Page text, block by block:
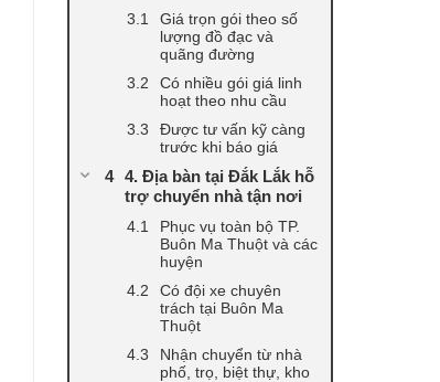
Giá trọn gói theo số
lượng đồ đạc và
quãng đường
Có nhiều gói giá linh
hoạt theo nhu cầu
Được tư vấn kỹ càng
trước khi báo giá
4. Địa bàn tại Đắk Lắk hỗ
trợ chuyển nhà tận nơi
Phục vụ toàn bộ TP.
Buôn Ma Thuột và các
huyện
Có đội xe chuyên
trách tại Buôn Ma
Thuột
Nhận chuyển từ nhà
phố, trọ, biệt thự, kho